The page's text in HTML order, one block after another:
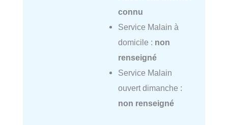
connu
Service Malain à
domicile : non
renseigné
Service Malain
ouvert dimanche :
non renseigné